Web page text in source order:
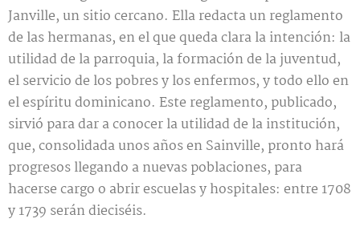
Janville, un sitio cercano. Ella redacta un reglamento
de las hermanas, en el que queda clara la intención: la
utilidad de la parroquia, la formación de la juventud,
el servicio de los pobres y los enfermos, y todo ello en
el espíritu dominicano. Este reglamento, publicado,
sirvió para dar a conocer la utilidad de la institución,
que, consolidada unos años en Sainville, pronto hará
progresos llegando a nuevas poblaciones, para
hacerse cargo o abrir escuelas y hospitales: entre 1708
y 1739 serán dieciséis.